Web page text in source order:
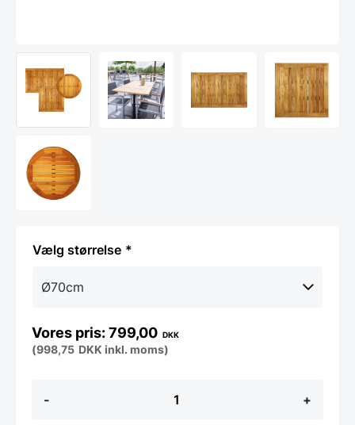
størrelse
-
bordplade
+
799,00 DKK
(998,75 DKK inkl. moms)